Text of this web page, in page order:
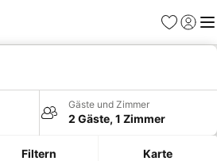
Favoriten
Gäste und Zimmer
2 Gäste, 1 Zimmer
Filtern Karte